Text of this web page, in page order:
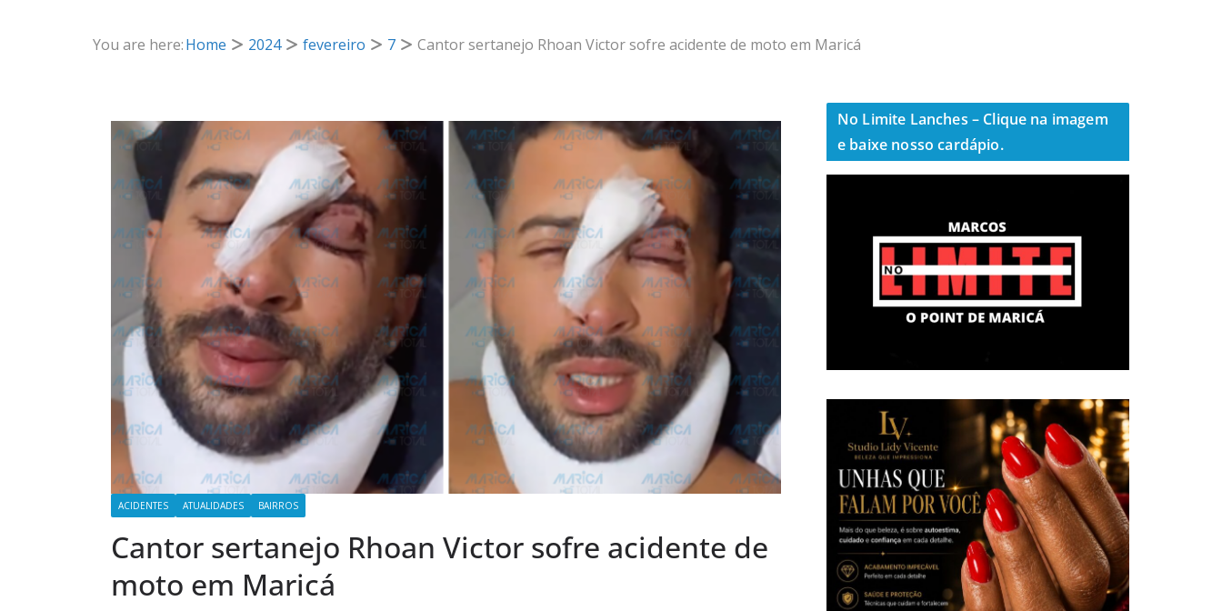
You are here:Home 2024 fevereiro 7 Cantor sertanejo Rhoan Victor sofre acidente de moto em Maricá
ACIDENTES ATUALIDADES BAIRROS
Cantor sertanejo Rhoan Victor sofre acidente de
moto em Maricá
No Limite Lanches – Clique na imagem
e baixe nosso cardápio.